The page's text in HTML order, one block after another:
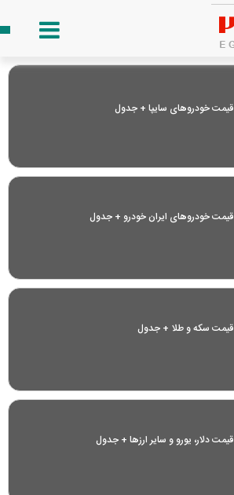
قیمت خودرو‌های سایپا + جدول
قیمت خودرو‌های ایران خودرو + جدول
قیمت سکه و طلا + جدول
قیمت دلار، یورو و سایر ارز‌ها + جدول